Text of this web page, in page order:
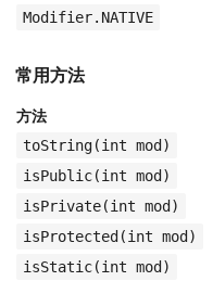
Modifier.NATIVE
常用方法
方法
toString(int mod)
isPublic(int mod)
isPrivate(int mod)
isProtected(int mod)
isStatic(int mod)